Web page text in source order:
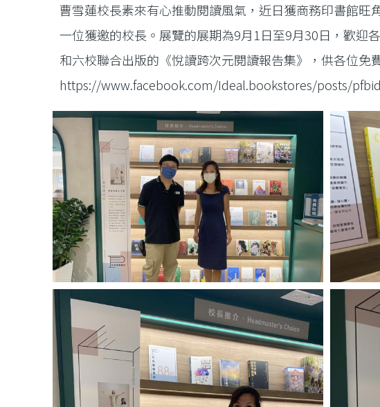
曹雪蓮校長素來有心推動閱讀風氣，近日獲商務印書館
一位獲邀的校長。展覽的展期為9月1日至9月30日，歡迎
和六校聯合出版的《悅讀跨次元閱讀報告集》，供各位免
https://www.facebook.com/Ideal.bookstores/posts/